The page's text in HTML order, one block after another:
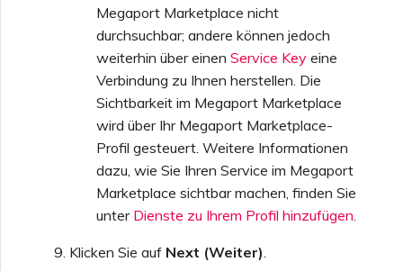
Megaport Marketplace nicht
durchsuchbar; andere können jedoch
weiterhin über einen Service Key eine
Verbindung zu Ihnen herstellen. Die
Sichtbarkeit im Megaport Marketplace
wird über Ihr Megaport Marketplace-
Profil gesteuert. Weitere Informationen
dazu, wie Sie Ihren Service im Megaport
Marketplace sichtbar machen, finden Sie
unter Dienste zu Ihrem Profil hinzufügen
Klicken Sie auf Next (Weiter)